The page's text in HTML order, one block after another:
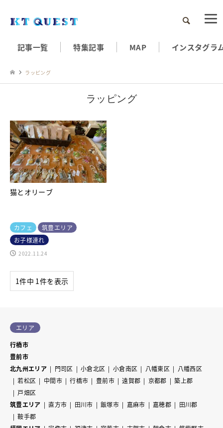
検索
記事一覧 特集記事 MAP インスタグラ
ラッピング
ラッピング
猫とオリーブ
カフェ
筑豊エリア
お子様連れ
2022.11.24
1件中 1件を表示
エリア
行橋市
豊前市
北九州エリア
門司区 小倉北区 小倉南区 八幡東区
八幡西区
若松区
中間市 行橋市 豊前市 遠賀郡 京都郡
築上郡
戸畑区
筑豊エリア
直方市 田川市 飯塚市 嘉麻市 嘉穂郡
田川郡
鞍手郡